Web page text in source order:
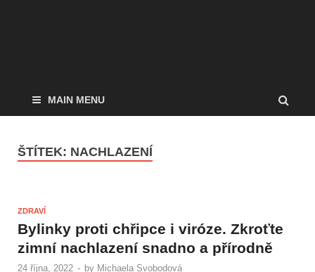
MAIN MENU
ŠTÍTEK: NACHLAZENÍ
ZDRAVÍ
Bylinky proti chřipce i viróze. Zkroťte
zimní nachlazení snadno a přírodně
24 října, 2022 - by Michaela Svobodová